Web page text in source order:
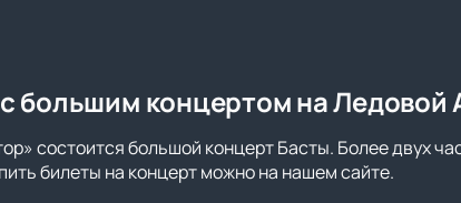
большим концертом на Ледовой
состоится большой концерт Басты. Более двух
билеты на концерт можно на нашем сайте.